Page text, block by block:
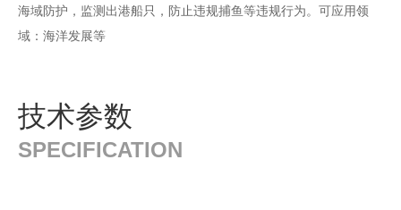
海域防护，监测出港船只，防止违规捕鱼等违规行为。可应用领
域：海洋发展等
技术参数
SPECIFICATION